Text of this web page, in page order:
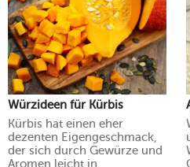
Würzideen für Kürbis
Kürbis hat einen eher
dezenten Eigengeschmack,
der sich durch Gewürze und
Aromen leicht in